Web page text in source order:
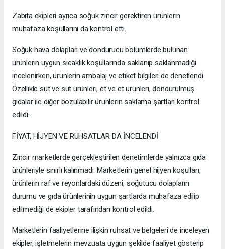
Zabıta ekipleri ayrıca soğuk zincir gerektiren ürünlerin
muhafaza koşullarını da kontrol etti.
Soğuk hava dolapları ve dondurucu bölümlerde bulunan
ürünlerin uygun sıcaklık koşullarında saklanıp saklanmadığı
incelenirken, ürünlerin ambalaj ve etiket bilgileri de denetlendi.
Özellikle süt ve süt ürünleri, et ve et ürünleri, dondurulmuş
gıdalar ile diğer bozulabilir ürünlerin saklama şartları kontrol
edildi.
FİYAT, HİJYEN VE RUHSATLAR DA İNCELENDİ
Zincir marketlerde gerçekleştirilen denetimlerde yalnızca gıda
ürünleriyle sınırlı kalınmadı. Marketlerin genel hijyen koşulları,
ürünlerin raf ve reyonlardaki düzeni, soğutucu dolapların
durumu ve gıda ürünlerinin uygun şartlarda muhafaza edilip
edilmediği de ekipler tarafından kontrol edildi.
Marketlerin faaliyetlerine ilişkin ruhsat ve belgeleri de inceleyen
ekipler, işletmelerin mevzuata uygun şekilde faaliyet gösterip